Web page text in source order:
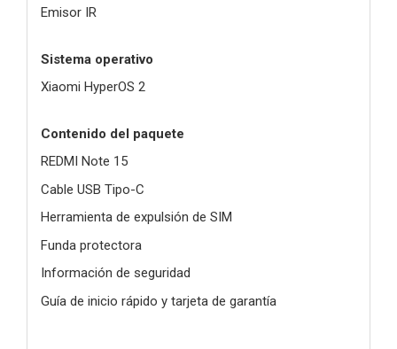
Emisor IR
Sistema operativo
Xiaomi HyperOS 2
Contenido del paquete
REDMI Note 15
Cable USB Tipo-C
Herramienta de expulsión de SIM
Funda protectora
Información de seguridad
Guía de inicio rápido y tarjeta de garantía